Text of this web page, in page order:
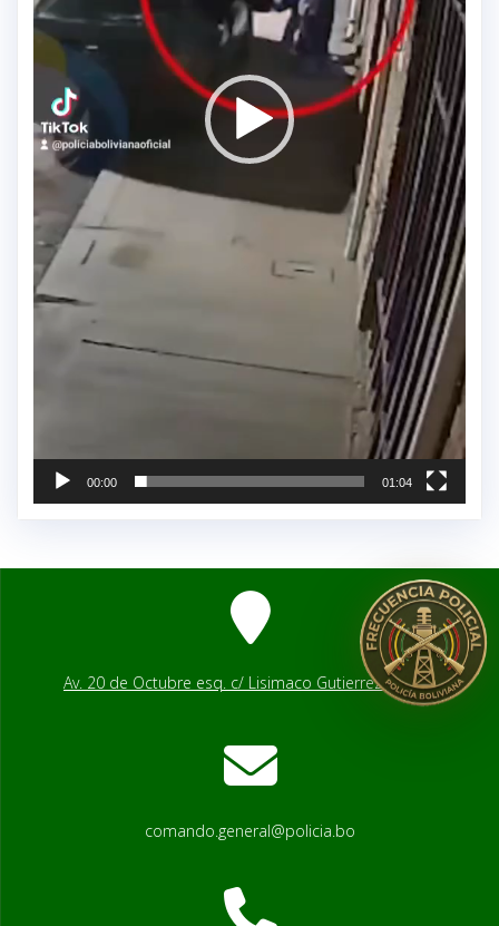
00:00 01:04
Av. 20 de Octubre esq. c/ Lisimaco Gutierrez # 2541
comando.general@policia.bo